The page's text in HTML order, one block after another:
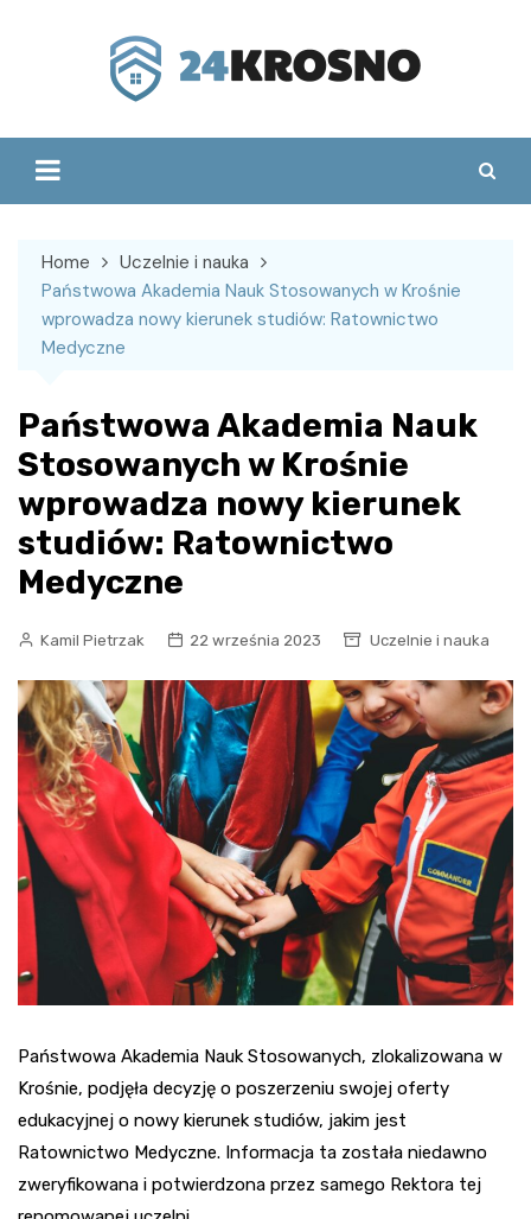
Home
Uczelnie i nauka
Państwowa Akademia Nauk Stosowanych w Krośnie
wprowadza nowy kierunek studiów: Ratownictwo
Medyczne
Państwowa Akademia Nauk
Stosowanych w Krośnie
wprowadza nowy kierunek
studiów: Ratownictwo
Medyczne
Kamil Pietrzak 22 września 2023 Uczelnie i nauka
Państwowa Akademia Nauk Stosowanych, zlokalizowana w
Krośnie, podjęła decyzję o poszerzeniu swojej oferty
edukacyjnej o nowy kierunek studiów, jakim jest
Ratownictwo Medyczne. Informacja ta została niedawno
zweryfikowana i potwierdzona przez samego Rektora tej